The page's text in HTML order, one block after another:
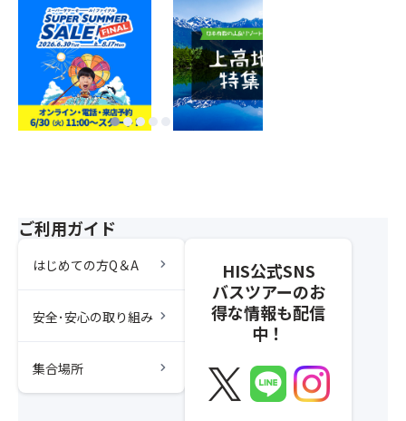
ご利用ガイド
はじめての方Q＆A chevron_right
安全･安心の取り組み chevron_right
集合場所 chevron_right
HIS公式SNS
バスツアーのお
得な情報も配信
中！